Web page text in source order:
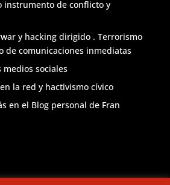
instrumento de conflicto y
y hacking dirigido . Terrorismo
de comunicaciones inmediatas
medios sociales
la red y hactivismo cívico
en el Blog personal de Fran